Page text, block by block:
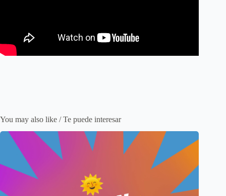
You may also like / Te puede interesar